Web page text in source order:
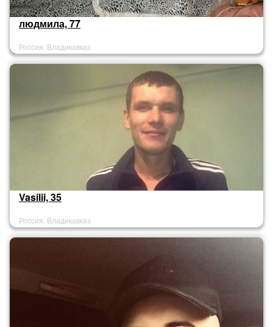
людмила, 77
Россия, Владикавказ
Vasilii, 35
Россия, Владикавказ